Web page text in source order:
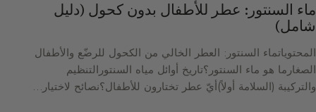
ماء السنتور: عطر للأطفال بدون كحول (دليل
شامل)
المحتوياتماء السنتور: العطر الخالي من الكحول للرضّع والأطفال
الصغارما هو ماء السنتور؟تاريخ أوائل مياه السنتورالتنظيم
والتركيبة (السلامة أولاً)أيّ عطر تختارون للأطفال؟نصائح لاختيار…